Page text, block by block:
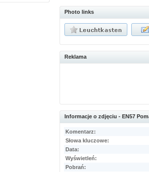
Photo links
Reklama
Informacje o zdjęciu - EN57
Komentarz:
Słowa kluczowe:
Data:
Wyświetleń:
Pobrań: